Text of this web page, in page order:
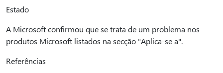
Estado
A Microsoft confirmou que se trata de um problema nos
produtos Microsoft listados na secção "Aplica-se a".
Referências